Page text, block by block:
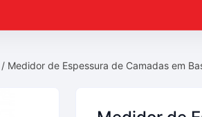
Densímetros Massa
/ Medidor de Espessura de Camadas em